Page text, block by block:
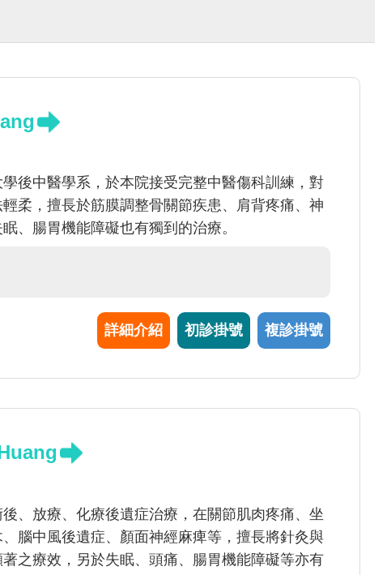
後中醫學系，於本院接受完整中醫傷科訓練，對
柔，擅長於筋膜調整骨關節疾患、肩背疼痛、神
、腸胃機能障礙也有獨到的治療。
詳細介紹 初診掛號 複診掛號
、放療、化療後遺症治療，在關節肌肉疼痛、坐
腦中風後遺症、顏面神經麻痺等，擅長將針灸與
之療效，另於失眠、頭痛、腸胃機能障礙等亦有